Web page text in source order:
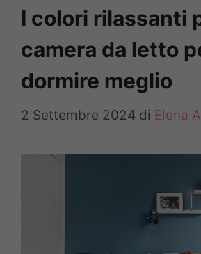
I colori rilassanti
camera da letto
dormire meglio
2 Settembre 2024 di Elena